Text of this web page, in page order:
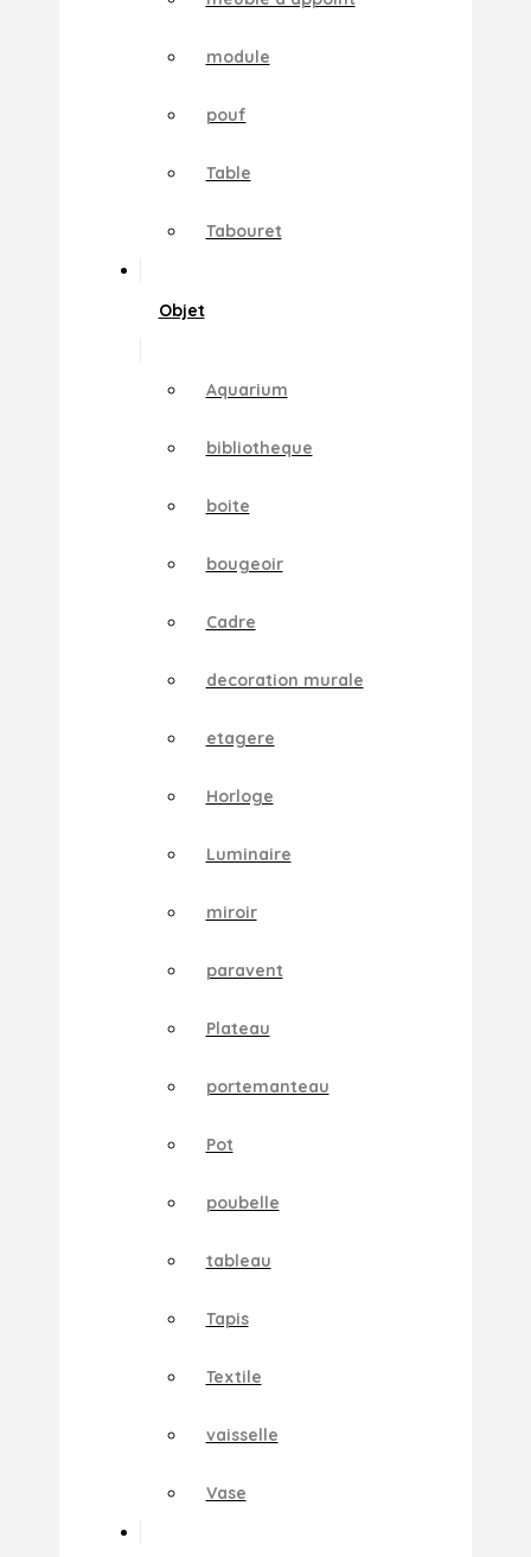
module
pouf
Table
Tabouret
Objet
Aquarium
bibliotheque
boite
bougeoir
Cadre
decoration murale
etagere
Horloge
Luminaire
miroir
paravent
Plateau
portemanteau
Pot
poubelle
tableau
Tapis
Textile
vaisselle
Vase